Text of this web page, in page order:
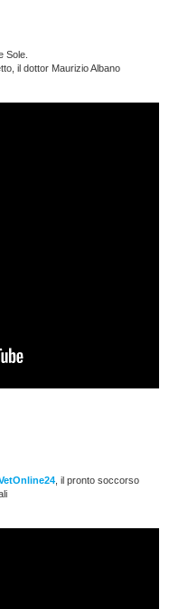
Sole.
il dottor Maurizio Albano
, il pronto soccorso